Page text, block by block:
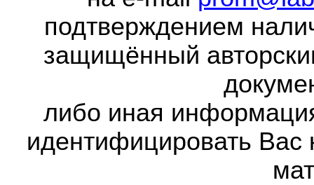
подтверждением
защищённый
либо иная
идентифицировать Вас